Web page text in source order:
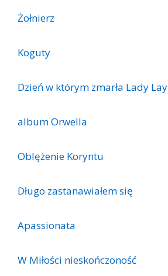
Żołnierz
Koguty
Dzień w którym zmarła Lady Lay
album Orwella
Oblężenie Koryntu
Długo zastanawiałem się
Apassionata
W Miłości nieskończoność